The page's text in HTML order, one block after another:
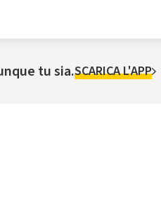
tu sia.SCARICA L'APP